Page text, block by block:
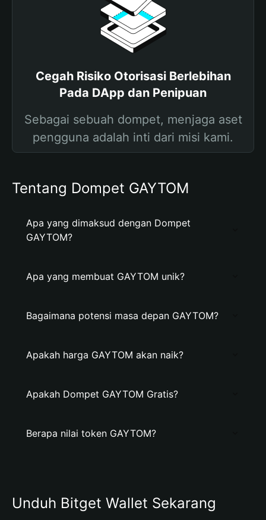
Cegah Risiko Otorisasi Berlebihan
Pada DApp dan Penipuan
Sebagai sebuah dompet, menjaga aset
pengguna adalah inti dari misi kami.
Tentang Dompet GAYTOM
Apa yang dimaksud dengan Dompet
GAYTOM?
Apa yang membuat GAYTOM unik?
Bagaimana potensi masa depan GAYTOM?
Apakah harga GAYTOM akan naik?
Apakah Dompet GAYTOM Gratis?
Berapa nilai token GAYTOM?
Unduh Bitget Wallet Sekarang